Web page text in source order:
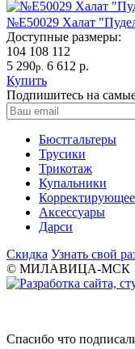
№Е50029 Халат
Доступные размеры:
104 108 112
5 290р. 6 612 р.
Купить
Подпишитесь на
Бюстгальтеры
Трусики
Трикотаж
Купальники
Корректирующее
Аксессуары
Дарси
Скидка Узнать свой
© МИЛАВИЦА-МСК
Спасибо что